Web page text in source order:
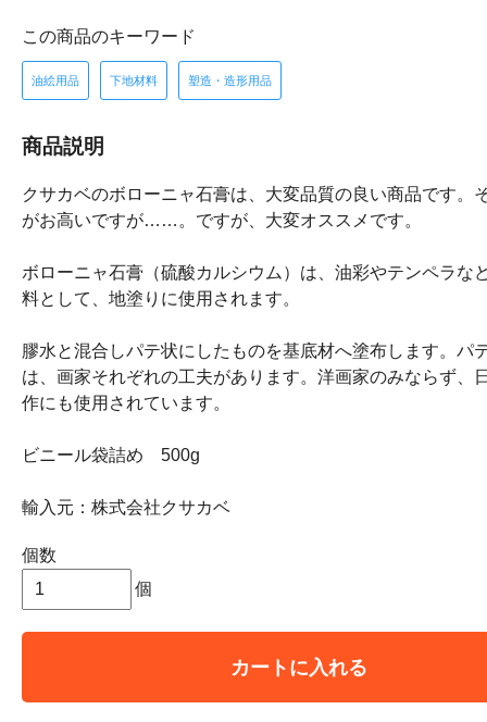
この商品のキーワード
油絵用品 下地材料 塑造・造形用品
商品説明
クサカベのボローニャ石膏は、大変品質の良い商品です。
がお高いですが……。ですが、大変オススメです。
ボローニャ石膏（硫酸カルシウム）は、油彩やテンペラな
料として、地塗りに使用されます。
膠水と混合しパテ状にしたものを基底材へ塗布します。パ
は、画家それぞれの工夫があります。洋画家のみならず、
作にも使用されています。
ビニール袋詰め 500g
輸入元：株式会社クサカベ
個数
個
カートに入れる